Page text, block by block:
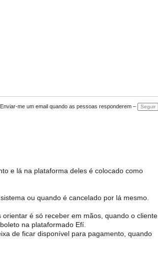
Enviar-me um email quando as pessoas responderem – Seguir
e lá na plataforma deles é colocado como
ou quando é cancelado por lá mesmo.
é só receber em mãos, quando o cliente
na plataformado Efí.
de ficar disponível para pagamento, quando